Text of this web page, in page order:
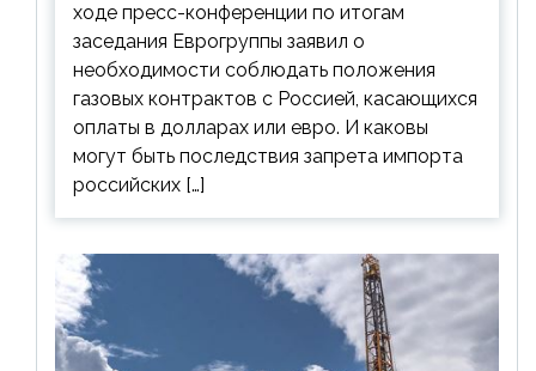
ходе пресс-конференции по итогам
заседания Еврогруппы заявил о
необходимости соблюдать положения
газовых контрактов с Россией, касающихся
оплаты в долларах или евро. И каковы
могут быть последствия запрета импорта
российских […]